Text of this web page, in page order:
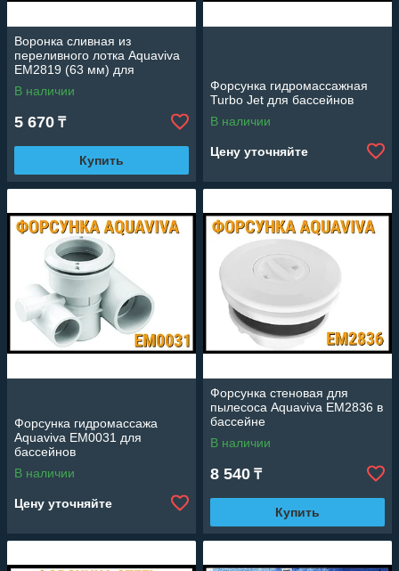
Воронка сливная из
переливного лотка Aquaviva
EM2819 (63 мм) для
бассейнов
В наличии
5 670 ₸
Купить
Форсунка гидромассажная
Turbo Jet для бассейнов
В наличии
Цену уточняйте
Форсунка гидромассажа
Aquaviva EM0031 для
бассейнов
В наличии
Цену уточняйте
Форсунка стеновая для
пылесоса Aquaviva EM2836 в
бассейне
В наличии
8 540 ₸
Купить